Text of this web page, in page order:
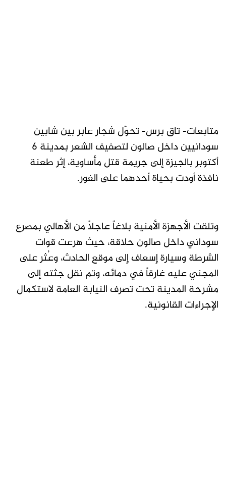
متابعات- تاق برس- تحوّل شجار عابر بين شابين
سودانيين داخل صالون لتصفيف الشعر بمدينة 6
أكتوبر بالجيزة إلى جريمة قتل مأساوية، إثر طعنة
نافذة أودت بحياة أحدهما على الفور.
وتلقت الأجهزة الأمنية بلاغاً عاجلاً من الأهالي بمصرع
سوداني داخل صالون حلاقة، حيث هرعت قوات
الشرطة وسيارة إسعاف إلى موقع الحادث، وعُثر على
المجني عليه غارقاً في دمائه، وتم نقل جثته إلى
مشرحة المدينة تحت تصرف النيابة العامة لاستكمال
الإجراءات القانونية.